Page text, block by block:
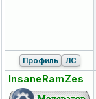
Профиль ЛС
InsaneRamZes